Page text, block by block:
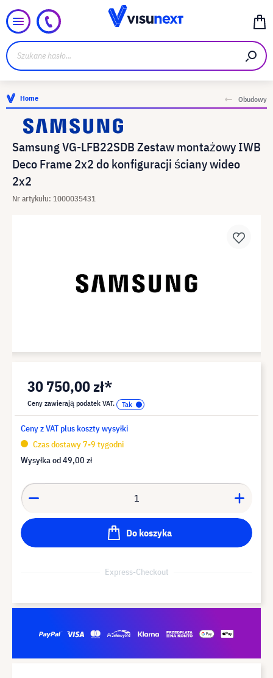
Home Obudowy
Samsung VG-LFB22SDB Zestaw montażowy IWB
Deco Frame 2x2 do konfiguracji ściany wideo
2x2
Nr artykułu: 1000035431
30 750,00 zł*
Ceny zawierają podatek VAT.
Ceny z VAT plus koszty wysyłki
Czas dostawy 7-9 tygodni
Wysyłka od49,00 zł
Do koszyka
Express-Checkout